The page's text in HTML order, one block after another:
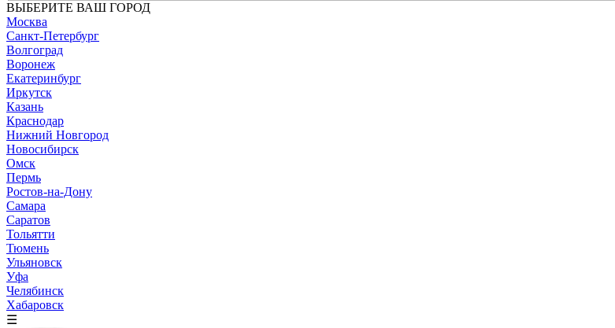
ВЫБЕРИТЕ ВАШ ГОРОД
Москва
Санкт-Петербург
Волгоград
Воронеж
Екатеринбург
Иркутск
Казань
Краснодар
Нижний Новгород
Новосибирск
Омск
Пермь
Ростов-на-Дону
Самара
Саратов
Тольятти
Тюмень
Ульяновск
Уфа
Челябинск
Хабаровск
☰